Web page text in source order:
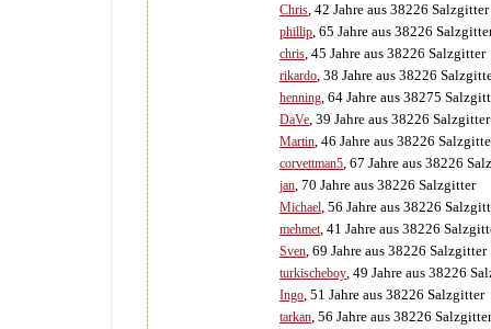
Chris, 42 Jahre aus 38226 Salzgitter
phillip, 65 Jahre aus 38226
chris, 45 Jahre aus 38226 Salzgitter
rikardo, 38 Jahre aus 38226
henning, 64 Jahre aus 38275
DaVe, 39 Jahre aus 38226 Salzgitter
Martin, 46 Jahre aus 38226
corvettman5, 67 Jahre aus 38226
jan, 70 Jahre aus 38226 Salzgitter
Michael, 56 Jahre aus 38226
mehmet, 41 Jahre aus 38226
Sven, 69 Jahre aus 38226 Salzgitter
turkischeboy, 49 Jahre aus 38226
Ingo, 51 Jahre aus 38226 Salzgitter
tarkan, 56 Jahre aus 38226 Salzgitter